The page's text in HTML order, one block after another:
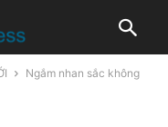
Ngắm nhan sắc không